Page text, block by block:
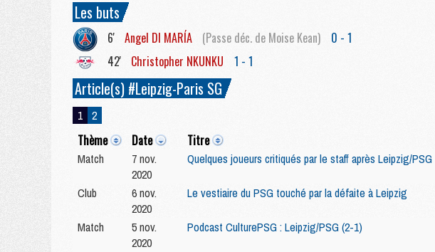
Les buts
6' Angel DI MARÍA (Passe déc. de Moise Kean)
0 - 1
42'
Christopher NKUNKU 1 - 1
Article(s) #Leipzig-Paris SG
1 2
Thème Date Titre
Match
7 nov.
2020
Quelques joueurs critiqués par le staff après Leipzig/PSG
Club
6 nov.
2020
Le vestiaire du PSG touché par la défaite à Leipzig
Match
5 nov.
2020
Podcast CulturePSG : Leipzig/PSG (2-1)